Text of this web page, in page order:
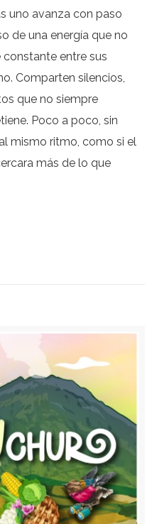
uno avanza con paso
de una energía que no
entre sus
Comparten silencios,
que no siempre
Poco a poco, sin
mismo ritmo, como si el
más de lo que